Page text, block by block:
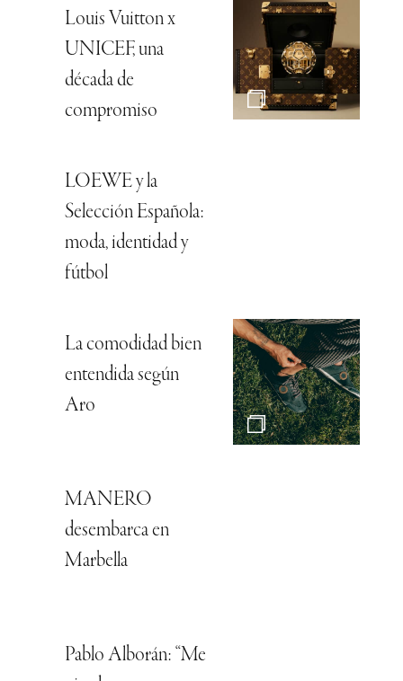
Louis Vuitton x
UNICEF, una
década de
compromiso
LOEWE y la
Selección Española:
moda, identidad y
fútbol
La comodidad bien
entendida según
Aro
MANERO
desembarca en
Marbella
Pablo Alborán: “Me